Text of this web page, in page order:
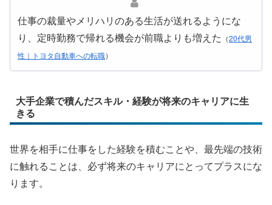
仕事の裁量やメリハリのある生活が送れるようにな
り、定時勤務で帰れる機会が前職よりも増えた （20代男
性｜トヨタ自動車への転職）
大手企業で積んだスキル・経験が将来のキャリアに生
きる
世界を相手に仕事をした経験を積むことや、最先端の技術
に触れることは、必ず将来のキャリアにとってプラスにな
ります。